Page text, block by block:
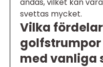
svettas mycket.
Vilka
med vanliga